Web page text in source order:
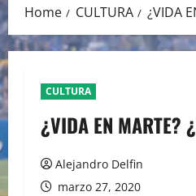
Home CULTURA ¿VIDA
CULTURA
¿VIDA EN MARTE?
Alejandro Delfin
marzo 27, 2020